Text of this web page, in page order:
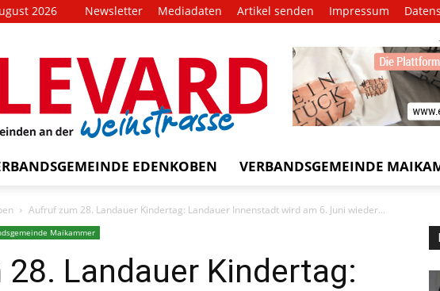
2026 Newsletter Mediadaten Artikel senden Impressum
BOULEVARD
weinstrasse!
EDENKOBEN VERBANDSGEMEINDE
Aufruf zum 28. Landauer Kindertag: Landauer Innenstadt wird am 6. Juni wieder...
Maikammer
Landauer Kindertag: